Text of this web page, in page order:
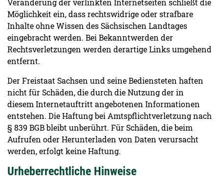
Veränderung der verlinkten Internetseiten schließt die
Möglichkeit ein, dass rechtswidrige oder strafbare
Inhalte ohne Wissen des Sächsischen Landtages
eingebracht werden. Bei Bekanntwerden der
Rechtsverletzungen werden derartige Links umgehend
entfernt.
Der Freistaat Sachsen und seine Bediensteten haften
nicht für Schäden, die durch die Nutzung der in
diesem Internetauftritt angebotenen Informationen
entstehen. Die Haftung bei Amtspflichtverletzung nach
§ 839 BGB bleibt unberührt. Für Schäden, die beim
Aufrufen oder Herunterladen von Daten verursacht
werden, erfolgt keine Haftung.
Urheberrechtliche Hinweise